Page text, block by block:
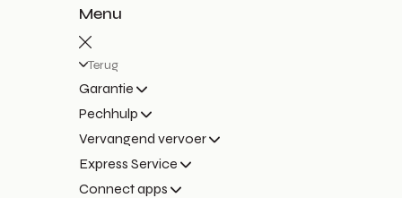
Menu
Terug
Garantie
Pechhulp
Vervangend vervoer
Express Service
Connect apps